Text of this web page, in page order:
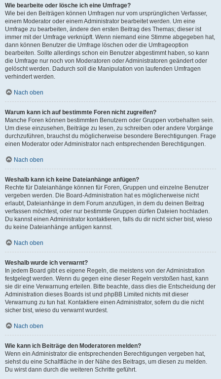
Wie bearbeite oder lösche ich eine Umfrage?
Wie bei den Beiträgen können Umfragen nur vom ursprünglichen Verfasser,
einem Moderator oder einem Administrator bearbeitet werden. Um eine
Umfrage zu bearbeiten, ändere den ersten Beitrag des Themas; dieser ist
immer mit der Umfrage verknüpft. Wenn niemand eine Stimme abgegeben hat,
dann können Benutzer die Umfrage löschen oder die Umfrageoption
bearbeiten. Sollte allerdings schon ein Benutzer abgestimmt haben, so kann
die Umfrage nur noch von Moderatoren oder Administratoren geändert oder
gelöscht werden. Dadurch soll die Manipulation von laufenden Umfragen
verhindert werden.
Nach oben
Warum kann ich auf bestimmte Foren nicht zugreifen?
Manche Foren können bestimmten Benutzern oder Gruppen vorbehalten sein.
Um diese einzusehen, Beiträge zu lesen, zu schreiben oder andere Vorgänge
durchzuführen, brauchst du möglicherweise besondere Berechtigungen. Frage
einen Moderator oder Administrator nach entsprechenden Berechtigungen.
Nach oben
Weshalb kann ich keine Dateianhänge anfügen?
Rechte für Dateianhänge können für Foren, Gruppen und einzelne Benutzer
vergeben werden. Die Board-Administration hat es möglicherweise nicht
erlaubt, Dateianhänge in dem Forum anzufügen, in dem du deinen Beitrag
verfassen möchtest, oder nur bestimmte Gruppen dürfen Dateien hochladen.
Du kannst einen Administrator kontaktieren, falls du dir nicht sicher bist, wieso
du keine Dateianhänge anfügen kannst.
Nach oben
Weshalb wurde ich verwarnt?
In jedem Board gibt es eigene Regeln, die meistens von der Administration
festgelegt werden. Wenn du gegen eine dieser Regeln verstoßen hast, kann
sie dir eine Verwarnung erteilen. Bitte beachte, dass dies die Entscheidung der
Administration dieses Boards ist und phpBB Limited nichts mit dieser
Verwarnung zu tun hat. Kontaktiere einen Administrator, sofern du die nicht
sicher bist, wieso du verwarnt wurdest.
Nach oben
Wie kann ich Beiträge den Moderatoren melden?
Wenn ein Administrator die entsprechenden Berechtigungen vergeben hat,
siehst du eine Schaltfläche in der Nähe des Beitrags, um diesen zu melden.
Du wirst dann durch die weiteren Schritte geführt.